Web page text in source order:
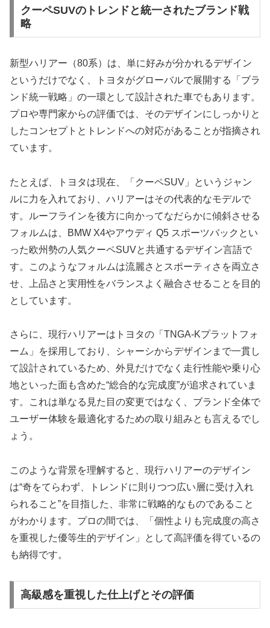
クーペSUVのトレンドと統一されたブランド戦
略
新型ハリアー（80系）は、単に好みが分かれるデザイン
というだけでなく、トヨタがグローバルで展開する「ブラ
ンド統一戦略」の一環として設計された車でもあります。
プロや専門家からの評価では、そのデザインにしっかりと
したコンセプトとトレンドへの対応があることが指摘され
ています。
たとえば、トヨタは現在、「クーペSUV」というジャン
ルに力を入れており、ハリアーはその代表的なモデルで
す。ルーフラインを後方に向かってなだらかに傾斜させる
フォルムは、BMW X4やアウディ Q5 スポーツバックとい
った欧州勢の人気クーペSUVと共通するデザイン言語で
す。このようなフォルムは流麗さとスポーティさを両立さ
せ、上品さと実用性をバランスよく融合させることを目的
としています。
さらに、現行ハリアーはトヨタの「TNGA-Kプラットフォ
ーム」を採用しており、シャーシからデザインまで一貫し
て設計されているため、外見だけでなく走行性能や乗り心
地といった面も含めた“総合的な完成度”が追求されていま
す。これは単なる見た目の変更ではなく、ブランド全体で
ユーザー体験を最適化するための取り組みとも言えるでし
ょう。
このような背景を理解すると、現行ハリアーのデザイン
は“奇をてらわず、トレンドに則りつつ広い層に受け入れ
られること”を目指した、非常に戦略的なものであること
がわかります。プロの間では、「個性よりも完成度の高さ
を重視した優等生的デザイン」として高評価を得ているの
も納得です。
高級感を重視した仕上げとその評価